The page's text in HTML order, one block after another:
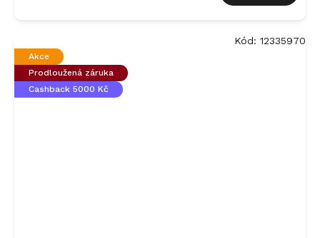
5
hvězdiček.
Akce
Prodloužená záruka
Cashback 5000 Kč
Kód: 12335970